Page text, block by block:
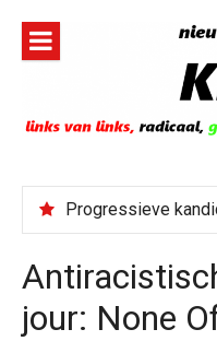
inhoud
jour: None